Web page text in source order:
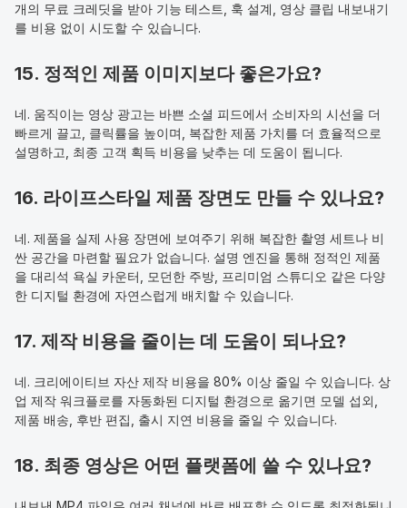
개의 무료 크레딧을 받아 기능 테스트, 훅 설계, 영상 클립 내보내기
를 비용 없이 시도할 수 있습니다.
15. 정적인 제품 이미지보다 좋은가요?
네. 움직이는 영상 광고는 바쁜 소셜 피드에서 소비자의 시선을 더
빠르게 끌고, 클릭률을 높이며, 복잡한 제품 가치를 더 효율적으로
설명하고, 최종 고객 획득 비용을 낮추는 데 도움이 됩니다.
16. 라이프스타일 제품 장면도 만들 수 있나요?
네. 제품을 실제 사용 장면에 보여주기 위해 복잡한 촬영 세트나 비
싼 공간을 마련할 필요가 없습니다. 설명 엔진을 통해 정적인 제품
을 대리석 욕실 카운터, 모던한 주방, 프리미엄 스튜디오 같은 다양
한 디지털 환경에 자연스럽게 배치할 수 있습니다.
17. 제작 비용을 줄이는 데 도움이 되나요?
네. 크리에이티브 자산 제작 비용을 80% 이상 줄일 수 있습니다. 상
업 제작 워크플로를 자동화된 디지털 환경으로 옮기면 모델 섭외,
제품 배송, 후반 편집, 출시 지연 비용을 줄일 수 있습니다.
18. 최종 영상은 어떤 플랫폼에 쓸 수 있나요?